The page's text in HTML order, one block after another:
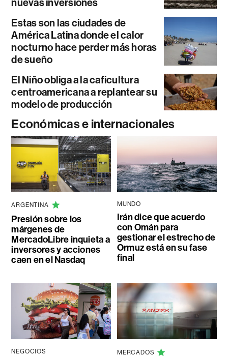
nuevas inversiones
Estas son las ciudades de
América Latina donde el calor
nocturno hace perder más horas
de sueño
El Niño obliga a la caficultura
centroamericana a replantear su
modelo de producción
Económicas e internacionales
ARGENTINA
Presión sobre los
márgenes de
MercadoLibre inquieta a
inversores y acciones
caen en el Nasdaq
MUNDO
Irán dice que acuerdo
con Omán para
gestionar el estrecho de
Ormuz está en su fase
final
NEGOCIOS MERCADOS